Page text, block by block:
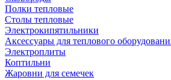
Полки тепловые
Столы тепловые
Электрокипятильники
Аксессуары для теплового
Электроплиты
Коптильни
Жаровни для семечек